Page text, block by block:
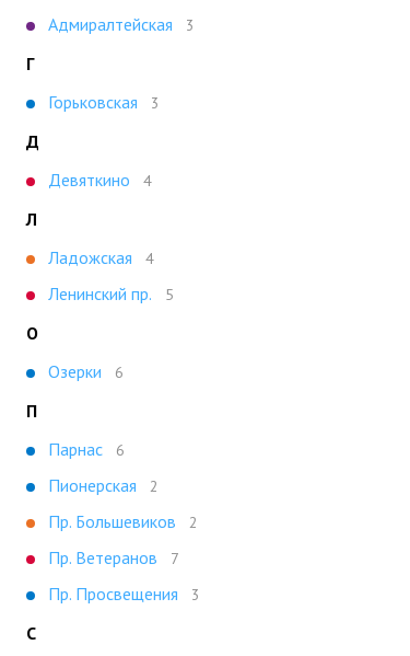
Адмиралтейская 3
Г
Горьковская
3
Д
Девяткино
4
Л
Ладожская
4
Ленинский пр. 5
О
Озерки
6
П
Парнас
6
Пионерская 2
Пр. Большевиков 2
Пр. Ветеранов 7
Пр. Просвещения 3
С